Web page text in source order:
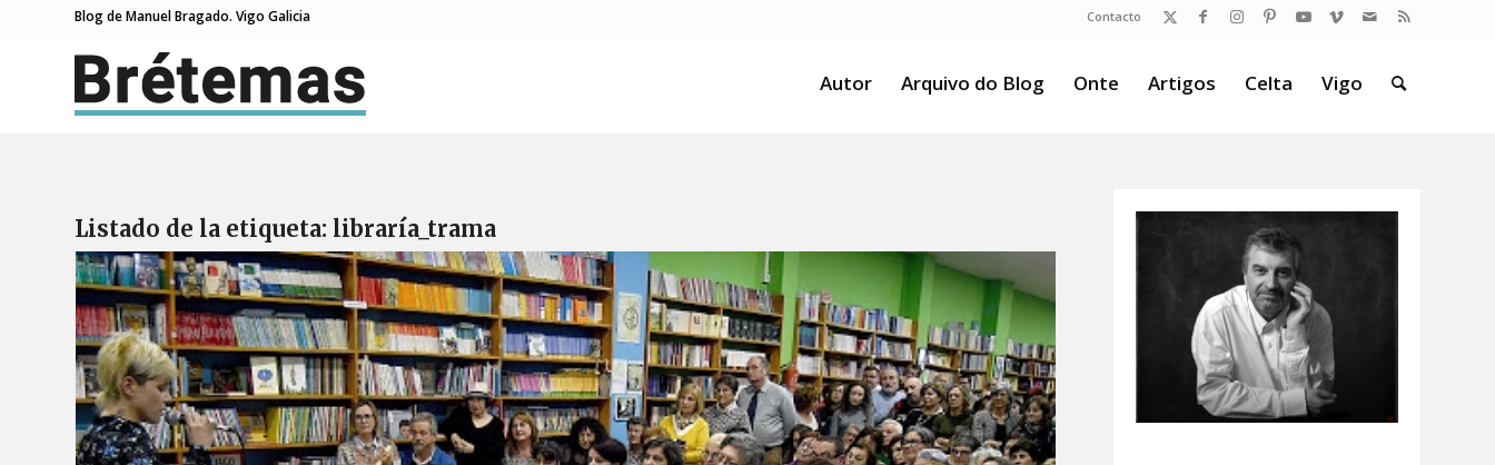
Contacto
Blog de Manuel Bragado. Vigo Galicia
Autor Arquivo do Blog Onte Artigos Celta Vigo
Listado de la etiqueta: libraría_trama